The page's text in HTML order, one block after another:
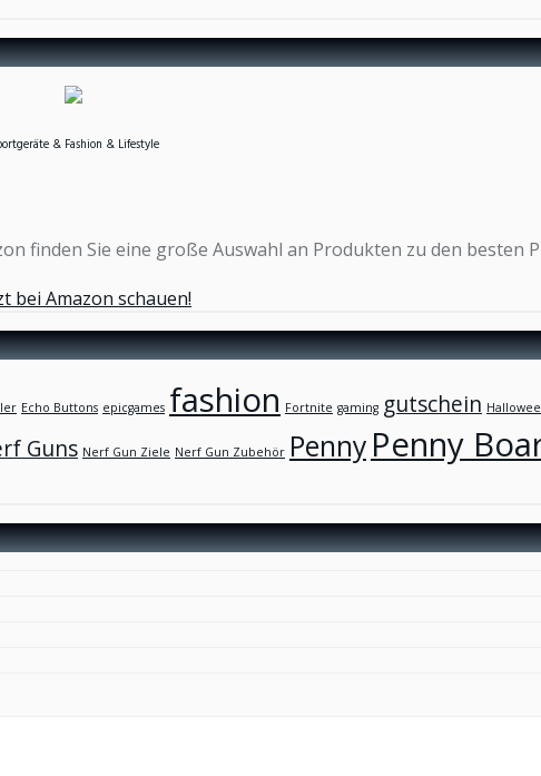
& Fashion & Lifestyle
finden Sie eine große Auswahl an Produkten zu den besten
Echo Buttons epicgames fashion Fortnite gaming gutschein
Guns Nerf Gun Ziele Nerf Gun Zubehör Penny Penny